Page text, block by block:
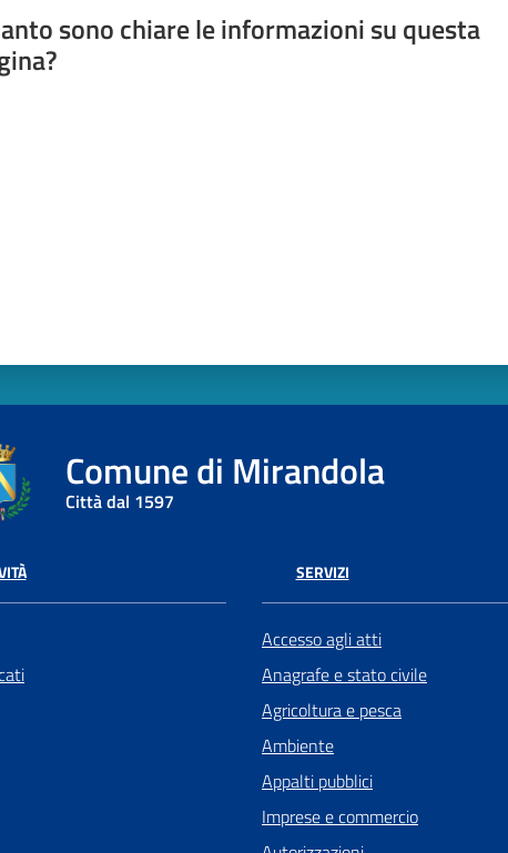
sono chiare le informazioni su questa
Comune di Mirandola
Città dal 1597
SERVIZI
Accesso agli atti
Anagrafe e stato civile
Agricoltura e pesca
Ambiente
Appalti pubblici
Imprese e commercio